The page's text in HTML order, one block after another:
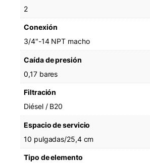
2
Conexión
3/4"-14 NPT macho
Caída de presión
0,17 bares
Filtración
Diésel / B20
Espacio de servicio
10 pulgadas/25,4 cm
Tipo de elemento